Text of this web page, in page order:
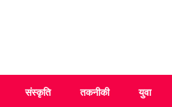
संस्कृति तकनीकी युवा